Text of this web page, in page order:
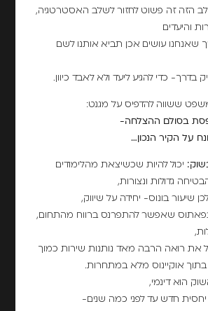
הזה זה פשוט לחזור לשלב האסטרטגיה,
והיעדים
שאנחנו עושים אכן תביא אותנו לשם
בדרך- כדי להגיע ליעד ולא לאבד כיוון.
ששווה להדפיס על מגנט:
בסולם ההצלחה-
על הקיר הנכון…
יכול להיות שכשיצאת מהלימודים
גדולות ונצורות,
שיעור בונוס- יחידה על שיווק,
שאפשר להתפרנס ברווח מהתחום,
את רואה הרבה מאד נותנות שירות כמוך
בתוך אוקיינוס מלא במתחרות.
הוא דינמי,
חדש עד לפני כמה שנים-